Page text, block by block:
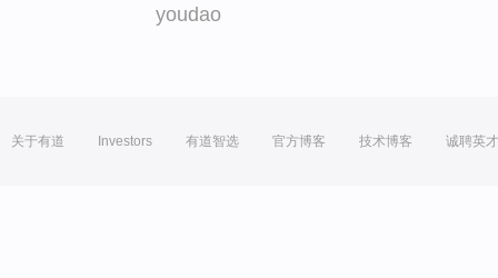
youdao
关于有道 Investors 有道智选 官方博客 技术博客 诚聘英才